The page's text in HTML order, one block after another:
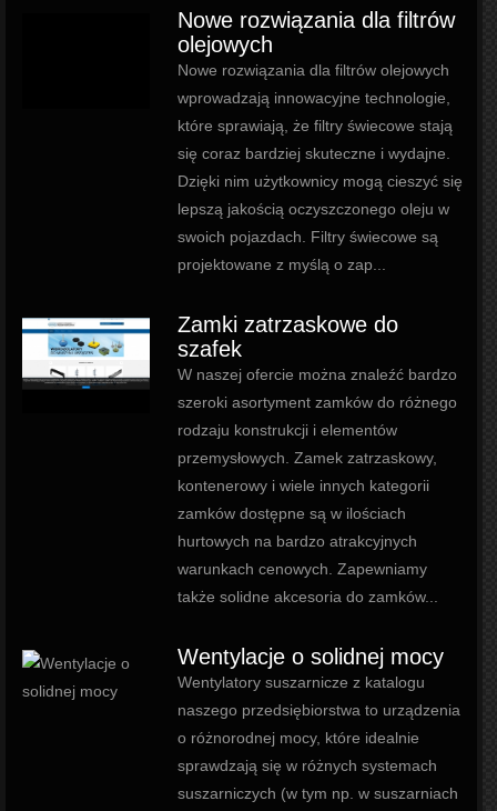
Nowe rozwiązania dla filtrów
olejowych
Nowe rozwiązania dla filtrów olejowych
wprowadzają innowacyjne technologie,
które sprawiają, że filtry świecowe stają
się coraz bardziej skuteczne i wydajne.
Dzięki nim użytkownicy mogą cieszyć się
lepszą jakością oczyszczonego oleju w
swoich pojazdach. Filtry świecowe są
projektowane z myślą o zap...
Zamki zatrzaskowe do
szafek
W naszej ofercie można znaleźć bardzo
szeroki asortyment zamków do różnego
rodzaju konstrukcji i elementów
przemysłowych. Zamek zatrzaskowy,
kontenerowy i wiele innych kategorii
zamków dostępne są w ilościach
hurtowych na bardzo atrakcyjnych
warunkach cenowych. Zapewniamy
także solidne akcesoria do zamków...
Wentylacje o solidnej mocy
Wentylatory suszarnicze z katalogu
naszego przedsiębiorstwa to urządzenia
o różnorodnej mocy, które idealnie
sprawdzają się w różnych systemach
suszarniczych (w tym np. w suszarniach